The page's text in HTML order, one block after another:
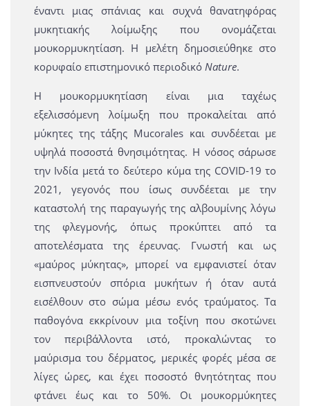
έναντι μιας σπάνιας και συχνά θανατηφόρας
μυκητιακής λοίμωξης που ονομάζεται
μουκορμυκητίαση. Η μελέτη δημοσιεύθηκε στο
κορυφαίο επιστημονικό περιοδικό Nature.
Η μουκορμυκητίαση είναι μια ταχέως
εξελισσόμενη λοίμωξη που προκαλείται από
μύκητες της τάξης Mucorales και συνδέεται με
υψηλά ποσοστά θνησιμότητας. Η νόσος σάρωσε
την Ινδία μετά το δεύτερο κύμα της COVID-19 το
2021, γεγονός που ίσως συνδέεται με την
καταστολή της παραγωγής της αλβουμίνης λόγω
της φλεγμονής, όπως προκύπτει από τα
αποτελέσματα της έρευνας. Γνωστή και ως
«μαύρος μύκητας», μπορεί να εμφανιστεί όταν
εισπνευστούν σπόρια μυκήτων ή όταν αυτά
εισέλθουν στο σώμα μέσω ενός τραύματος. Τα
παθογόνα εκκρίνουν μια τοξίνη που σκοτώνει
τον περιβάλλοντα ιστό, προκαλώντας το
μαύρισμα του δέρματος, μερικές φορές μέσα σε
λίγες ώρες, και έχει ποσοστό θνητότητας που
φτάνει έως και το 50%. Οι μουκορμύκητες